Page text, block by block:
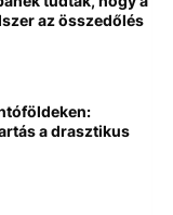
az összedőlés
a drasztikus